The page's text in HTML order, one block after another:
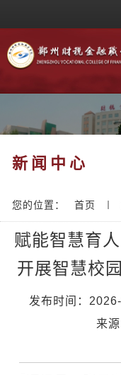
新闻中心
您的位置： 首页
赋能智慧育
开展智慧校
发布时间：
来